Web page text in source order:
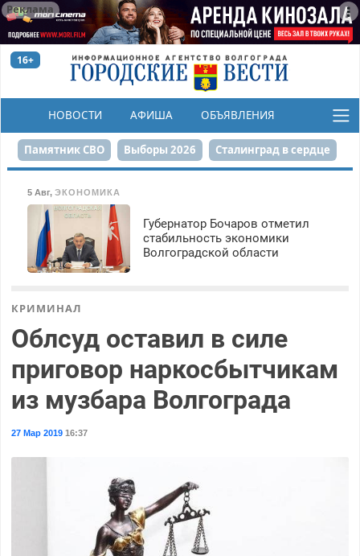
Реклама
16+
НОВОСТИ АФИША ОБЪЯВЛЕНИЯ
КОНКУРСЫ
Памятник СВО Выборы 2026 Сталинград в сердце
Реконструкция ЦПКиО На службе городу
80-летие Победы Парк Героев-летчиков
5 Авг, ЭКОНОМИКА
Губернатор Бочаров отметил
стабильность экономики
Волгоградской области
КРИМИНАЛ
Облсуд оставил в силе
приговор наркосбытчикам
из музбара Волгограда
27 Мар 201916:37